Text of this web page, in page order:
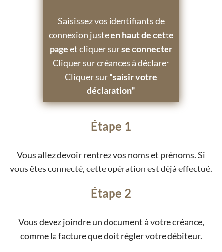
Saisissez vos identifiants de
connexion justeen haut de cette
pageet cliquer surse connecter
Cliquer sur créances à déclarer
Cliquer sur"saisir votre
déclaration"
Étape 1
Vous allez devoir rentrez vos noms et prénoms. Si
vous êtes connecté, cette opération est déjà effectué.
Étape 2
Vous devez joindre un document à votre créance,
comme la facture que doit régler votre débiteur.